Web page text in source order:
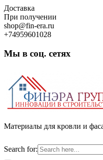
Skip
to
content
Доставка
При получении
shop@fin-era.ru
+74959601028
Мы в соц. сетях
Материалы для кровли и
Search for: